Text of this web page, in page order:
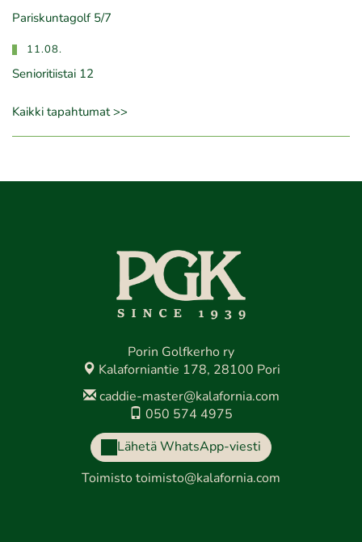
Pariskuntagolf 5/7
11.08.
Senioritiistai 12
Kaikki tapahtumat >>
Porin Golfkerho ry
Kalaforniantie 178, 28100 Pori
caddie-master@kalafornia.com
050 574 4975
Lähetä WhatsApp-viesti
Toimisto toimisto@kalafornia.com